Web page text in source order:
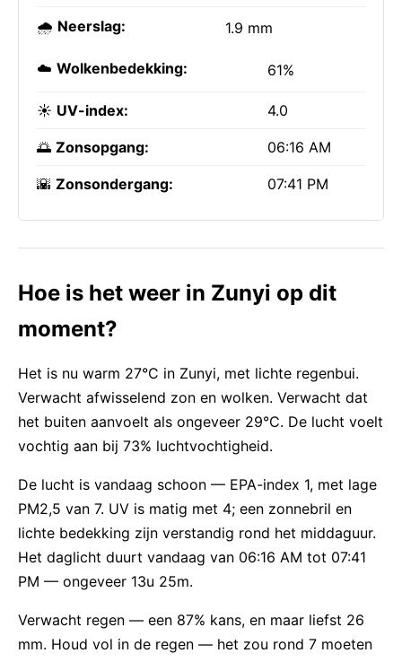
🌧️ Neerslag: 1.9 mm
☁️ Wolkenbedekking: 61%
☀️ UV-index: 4.0
🌅 Zonsopgang: 06:16 AM
🌇 Zonsondergang: 07:41 PM
Hoe is het weer in Zunyi op dit
moment?
Het is nu warm 27°C in Zunyi, met lichte regenbui.
Verwacht afwisselend zon en wolken. Verwacht dat
het buiten aanvoelt als ongeveer 29°C. De lucht voelt
vochtig aan bij 73% luchtvochtigheid.
De lucht is vandaag schoon — EPA-index 1, met lage
PM2,5 van 7. UV is matig met 4; een zonnebril en
lichte bedekking zijn verstandig rond het middaguur.
Het daglicht duurt vandaag van 06:16 AM tot 07:41
PM — ongeveer 13u 25m.
Verwacht regen — een 87% kans, en maar liefst 26
mm. Houd vol in de regen — het zou rond 7 moeten